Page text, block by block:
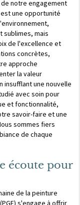
notre engagement
une opportunité
sublimes, mais
de l'excellence et
concrètes,
approche
la valeur
une nouvelle
avec soin pour
et fonctionnalité,
savoir-faire et une
sommes fiers
de chaque
écoute pour
de la peinture
(PGE) s'engage à offrir